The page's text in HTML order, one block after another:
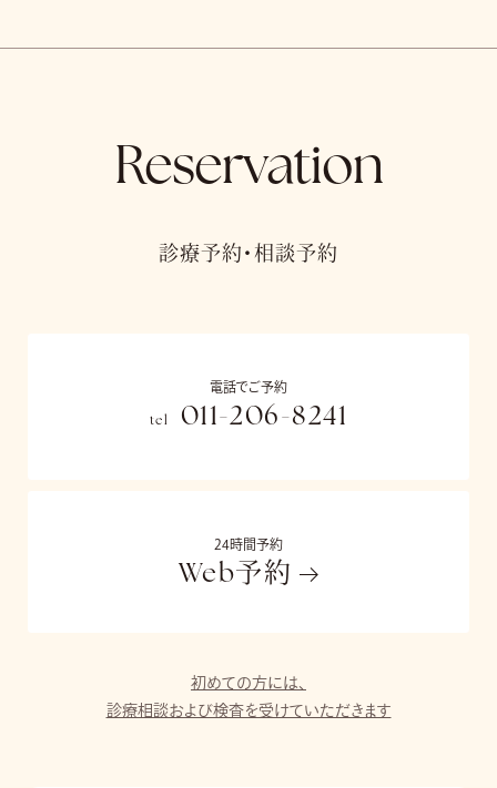
Reservation
診療予約・相談予約
電話でご予約
tel 011-206-8241
24時間予約
Web予約
初めての方には、
診療相談および検査を受けていただきます